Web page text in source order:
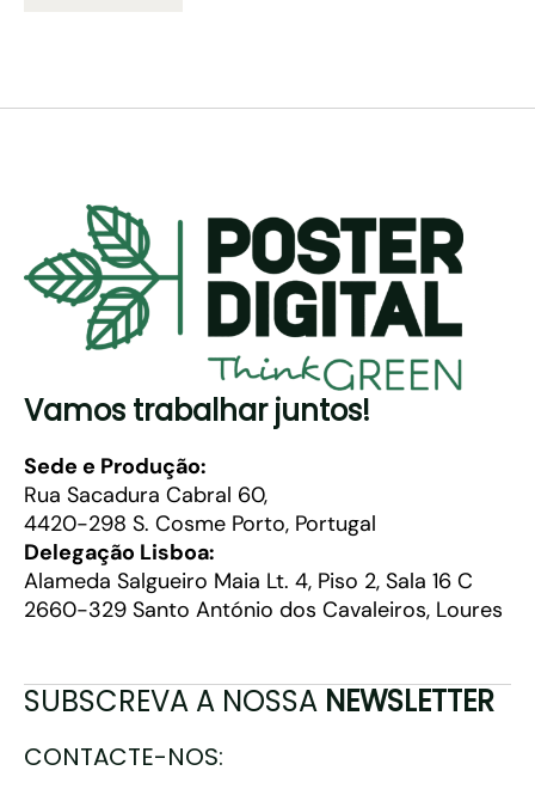
Vamos trabalhar juntos!
Sede e Produção:
Rua Sacadura Cabral 60,
4420-298 S. Cosme Porto, Portugal
Delegação Lisboa:
Alameda Salgueiro Maia Lt. 4, Piso 2, Sala 16 C
2660-329 Santo António dos Cavaleiros, Loures
SUBSCREVA A NOSSA NEWSLETTER
CONTACTE-NOS: